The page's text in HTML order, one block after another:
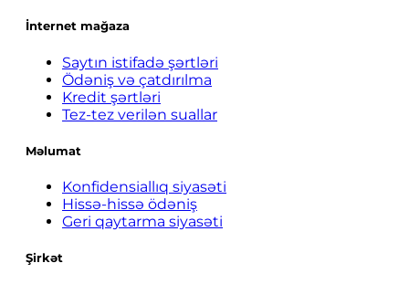
İnternet mağaza
Saytın istifadə şərtləri
Ödəniş və çatdırılma
Kredit şərtləri
Tez-tez verilən suallar
Məlumat
Konfidensiallıq siyasəti
Hissə-hissə ödəniş
Geri qaytarma siyasəti
Şirkət